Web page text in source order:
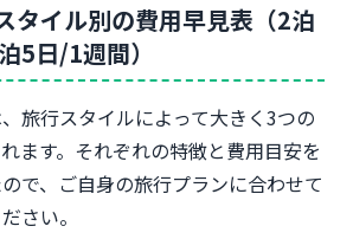
4日の費用目安（ビーチリゾート満
4日の費用目安（山岳民族村＆寺院巡
バンコク＋アユタヤ/バンコク＋プー
用
スタイル別のモデルプランと費用シ
タイル別の費用早見表（2泊
5日/1週間）
旅行スタイルによって大きく3つの
ます。それぞれの特徴と費用目安を
で、ご自身の旅行プランに合わせて
さい。